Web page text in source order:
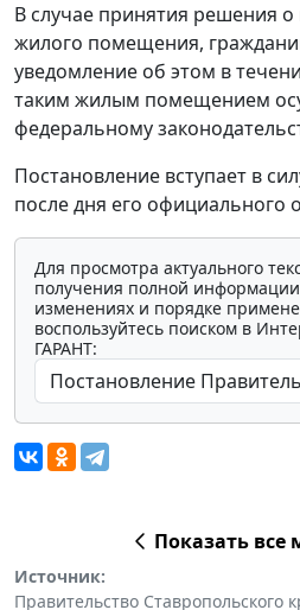
В случае принятия решения о
жилого помещения,
уведомление об этом в
таким жилым помещением
федеральному
Постановление вступает в
после дня его официального
Для просмотра актуального
получения полной информации
изменениях и порядке
воспользуйтесь поиском в
ГАРАНТ:
Показать все
Источник:
Правительство Ставропольского